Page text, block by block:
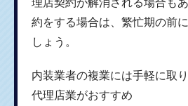
理店契約が解消される場合も
約をする場合は、繁忙期の前
しょう。
内装業者の複業には手軽に取
代理店業がおすすめ